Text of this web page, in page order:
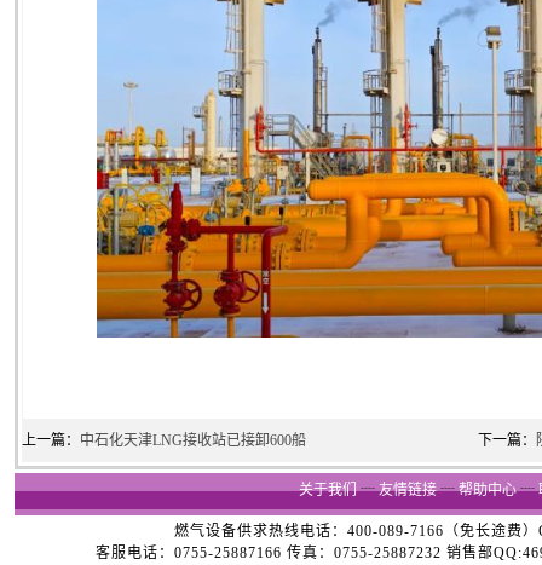
上一篇： 中石化天津LNG接收站已接卸600船 下一篇：
关于我们┈友情链接┈帮助中心┈
燃气设备供求热线电话：400-089-7166（免长途费
客服电话：0755-25887166 传真：0755-25887232 销售部